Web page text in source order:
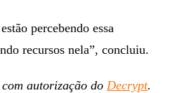
percebendo essa
recursos nela”, concluiu.
autorização do Decrypt.